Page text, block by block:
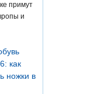
примут
и
как
ножки в